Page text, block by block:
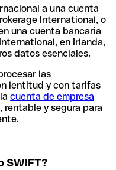
a una cuenta
International, o
una cuenta bancaria
en Irlanda,
datos esenciales.
las
lentitud y con tarifas
cuenta de empresa
rentable y segura para
SWIFT?